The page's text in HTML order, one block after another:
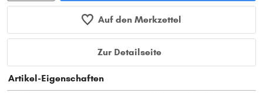
Auf den Merkzettel
Zur Detailseite
Artikel-Eigenschaften